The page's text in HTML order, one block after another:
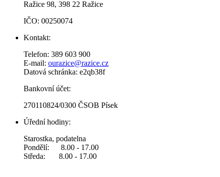
Ražice 98, 398 22 Ražice
IČO: 00250074
Kontakt:
Telefon: 389 603 900
E-mail: ourazice@razice.cz
Datová schránka: e2qb38f
Bankovní účet:
270110824/0300 ČSOB Písek
Úřední hodiny:
Starostka, podatelna
Pondělí: 8.00 - 17.00
Středa: 8.00 - 17.00